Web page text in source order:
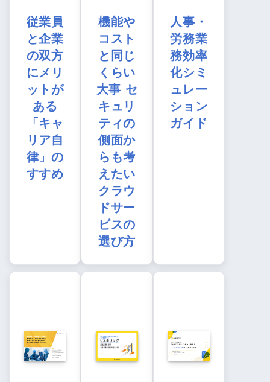
従業員
と企業
の双方
にメリ
ットが
ある
「キャ
リア自
律」の
すすめ
機能や
コスト
と同じ
くらい
大事 セ
キュリ
ティの
側面か
らも考
えたい
クラウ
ドサー
ビスの
選び方
人事・
労務業
務効率
化シミ
ュレー
ション
ガイド